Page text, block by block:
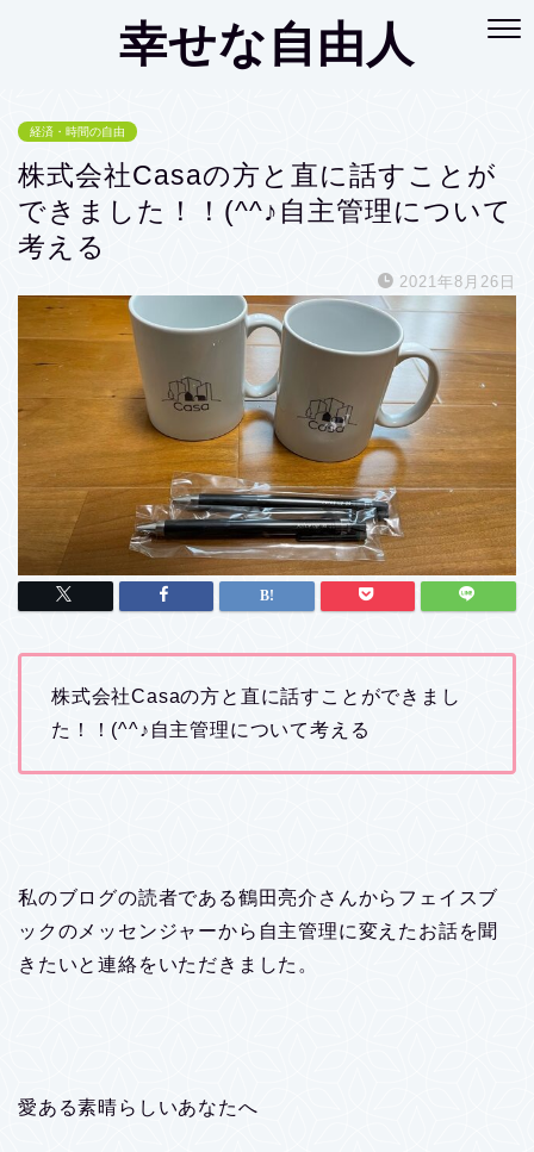
幸せな自由人
経済・時間の自由
株式会社Casaの方と直に話すことが
できました！！(^^♪自主管理について
考える
2021年8月26日
株式会社Casaの方と直に話すことができまし
た！！(^^♪自主管理について考える
私のブログの読者である鶴田亮介さんからフェイスブ
ックのメッセンジャーから自主管理に変えたお話を聞
きたいと連絡をいただきました。
愛ある素晴らしいあなたへ